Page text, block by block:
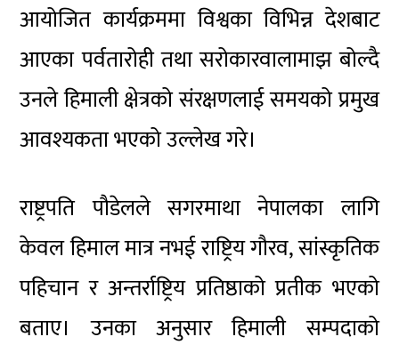
आयोजित कार्यक्रममा विश्वका विभिन्न देशबाट
आएका पर्वतारोही तथा सरोकारवालामाझ बोल्दै
उनले हिमाली क्षेत्रको संरक्षणलाई समयको प्रमुख
आवश्यकता भएको उल्लेख गरे।
राष्ट्रपति पौडेलले सगरमाथा नेपालका लागि
केवल हिमाल मात्र नभई राष्ट्रिय गौरव, सांस्कृतिक
पहिचान र अन्तर्राष्ट्रिय प्रतिष्ठाको प्रतीक भएको
बताए। उनका अनुसार हिमाली सम्पदाको